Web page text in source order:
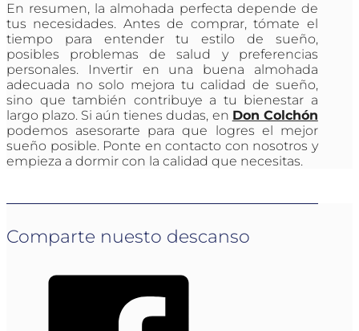
En resumen, la almohada perfecta depende de
tus necesidades. Antes de comprar, tómate el
tiempo para entender tu estilo de sueño,
posibles problemas de salud y preferencias
personales. Invertir en una buena almohada
adecuada no solo mejora tu calidad de sueño,
sino que también contribuye a tu bienestar a
largo plazo. Si aún tienes dudas, en Don Colchón
podemos asesorarte para que logres el mejor
sueño posible. Ponte en contacto con nosotros y
empieza a dormir con la calidad que necesitas.
Comparte nuesto descanso